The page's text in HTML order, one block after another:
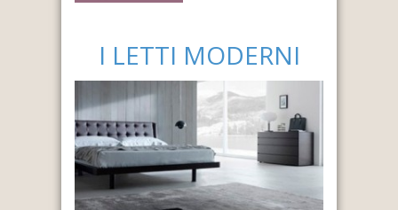
I LETTI MODERNI